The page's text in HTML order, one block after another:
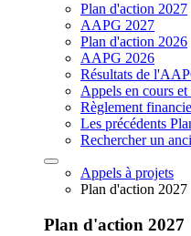
Plan d'action 2027
AAPG 2027
Plan d'action 2026
AAPG 2026
Résultats de
Appels en cours
Règlement
Les précédents
Rechercher un
Appels à projets
Plan d'action 2027
Plan d'action 2027